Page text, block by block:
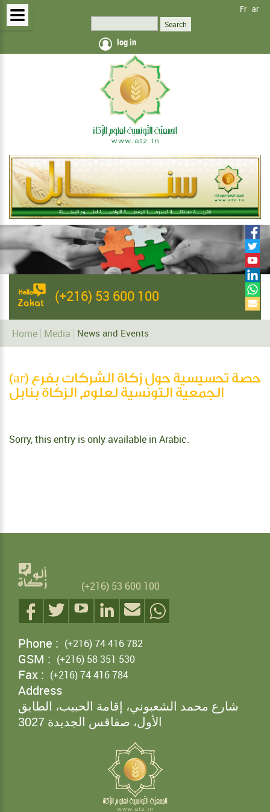
ar
Fr
log in
(+216) 53 600 100
Home Media News and Events
(ar) حصة تحسيسية حول زكاة الشركات بفرع
الجمعية التونسية لعلوم الزكاة بنابل
Sorry, this entry is only available in Arabic.
(+216) 53 600 100
Phone : (+216) 74 416 782
GSM : (+216) 58 351 530
Fax : (+216) 74 416 784
Address
شارع محمد الشعبوني، إقامة الحبيب، الطابق
الأول، صفاقس الجديدة 3027